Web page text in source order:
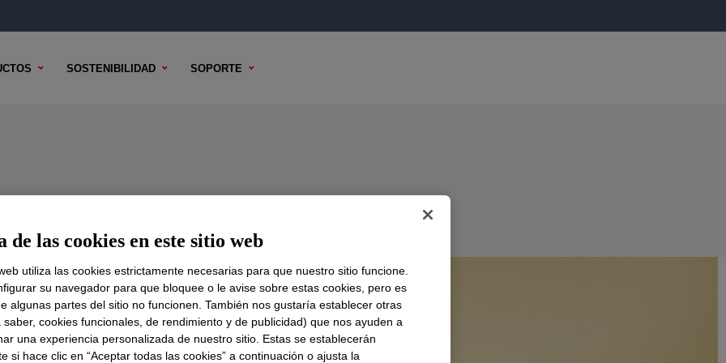
SOSTENIBILIDAD SOPORTE
TÉCNICO OPCIONES DE MUESTRA OPCIONES DE COMPRA
de las cookies en este sitio web
utiliza las cookies estrictamente necesarias para que nuestro sitio funcione.
su navegador para que bloquee o le avise sobre estas cookies, pero es
algunas partes del sitio no funcionen. También nos gustaría establecer otras
saber, cookies funcionales, de rendimiento y de publicidad) que nos ayuden a
una experiencia personalizada de nuestro sitio. Estas se establecerán
si hace clic en “Aceptar todas las cookies” a continuación o ajusta la